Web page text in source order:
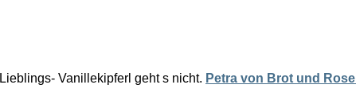
Vanillekipferl geht s nicht. Petra von Brot und